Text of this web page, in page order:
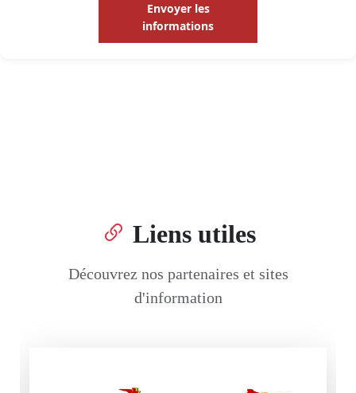
Envoyer les
informations
Liens utiles
Découvrez nos partenaires et sites
d'information